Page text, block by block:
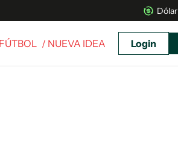
Dólar
FÚTBOL / NUEVA IDEA Login